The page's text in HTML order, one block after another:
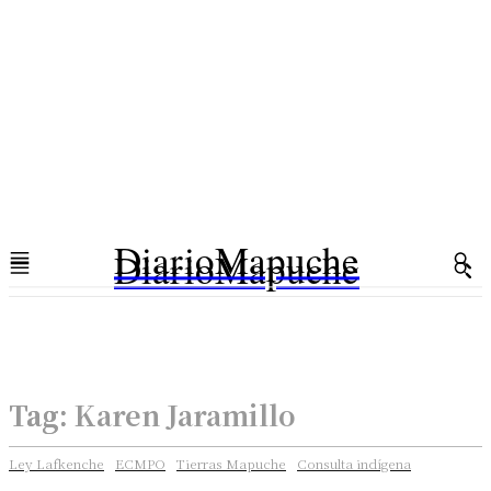
DiarioMapuche
DiarioMapuche
Tag: Karen Jaramillo
Ley Lafkenche ECMPO Tierras Mapuche
Consulta indígena